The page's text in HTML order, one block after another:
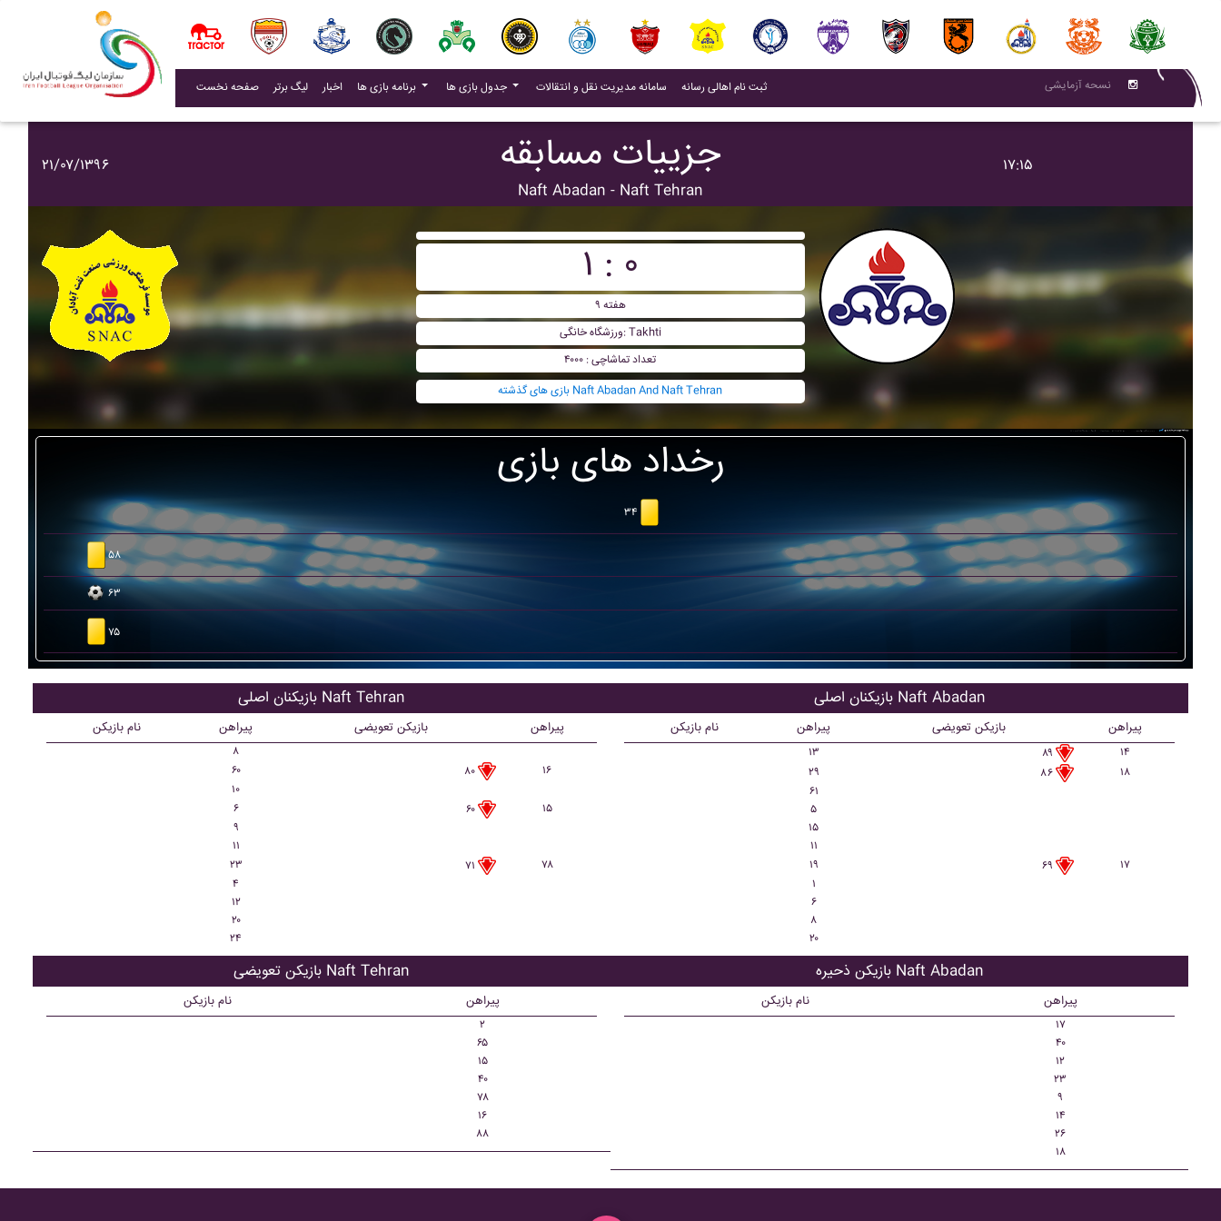
صفحه نخست لیگ برتر اخبار(current) برنامه بازی ها جدول بازی ها سامانه مدیریت نقل و انتقالات (current)
ثبت نام اهالی رسانه(current) نسحه آزمایشی
۲۱/۰۷/۱۳۹۶ جزییات مسابقه
Naft Abadan - Naft Tehran
۱۷:۱۵
۱ : ۰
هفته ۹
ورزشگاه خانگی: Takhti
تعداد تماشاچی : ۴۰۰۰
بازی های گذشته Naft Abadan And Naft Tehran
رخداد های بازی
۳۴
۵۸
۶۳
۷۵
بازیکنان اصلی Naft Tehran
نام بازیکن پیراهن بازیکن تعویضی پیراهن
۸
۶۰
۸۰
۱۶
۱۰
۶
۶۰
۱۵
۹
۱۱
۲۳
۷۱
۷۸
۴
۱۲
۲۰
۲۴
بازیکن تعویضی Naft Tehran
نام بازیکن پیراهن
۲
۶۵
۱۵
۴۰
۷۸
۱۶
۸۸
بازیکنان اصلی Naft Abadan
نام بازیکن پیراهن بازیکن تعویضی پیراهن
۱۳ ۸۹
۱۴
۲۹
۸۶
۱۸
۶۱
۵
۱۵
۱۱
۱۹
۶۹
۱۷
۱
۶
۸
۲۰
بازیکن ذحیره Naft Abadan
نام بازیکن پیراهن
۱۷
۴۰
۱۲
۲۳
۹
۱۴
۲۶
۱۸